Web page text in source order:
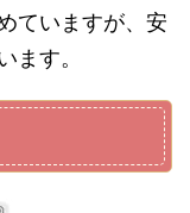
ていますが、安
ます。